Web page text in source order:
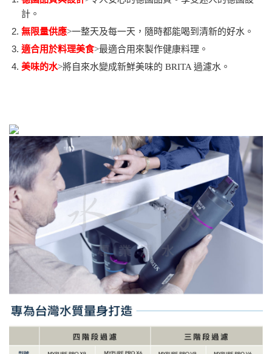
計。
無限量供應>一整天及每一天，隨時都能喝到清新的好水。
適合用於料理美食>最適合用來製作健康料理。
美味的水>將自來水變成新鮮美味的 BRITA 過濾水。